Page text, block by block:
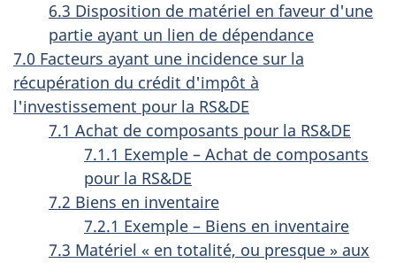
6.3 Disposition de matériel en faveur d'une
partie ayant un lien de dépendance
7.0 Facteurs ayant une incidence sur la
récupération du crédit d'impôt à
l'investissement pour la RS&DE
7.1 Achat de composants pour la RS&DE
7.1.1 Exemple – Achat de composants
pour la RS&DE
7.2 Biens en inventaire
7.2.1 Exemple – Biens en inventaire
7.3 Matériel « en totalité, ou presque » aux